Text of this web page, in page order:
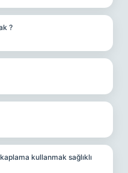
?
kullanmak sağlıklı